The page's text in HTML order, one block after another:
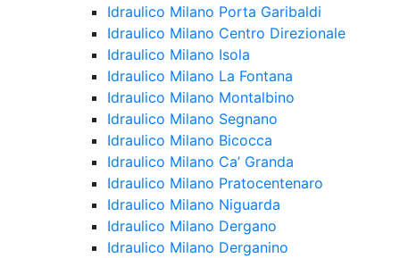
Idraulico Milano Porta Garibaldi
Idraulico Milano Centro Direzionale
Idraulico Milano Isola
Idraulico Milano La Fontana
Idraulico Milano Montalbino
Idraulico Milano Segnano
Idraulico Milano Bicocca
Idraulico Milano Ca’ Granda
Idraulico Milano Pratocentenaro
Idraulico Milano Niguarda
Idraulico Milano Dergano
Idraulico Milano Derganino